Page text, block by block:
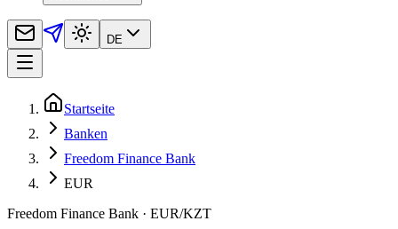
DE
Startseite
Banken
Freedom Finance Bank
EUR
Freedom Finance Bank · EUR/KZT